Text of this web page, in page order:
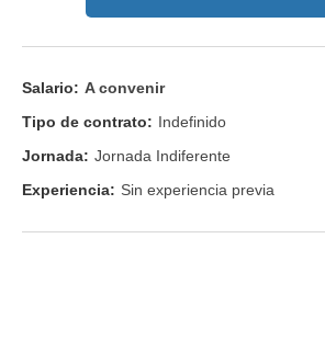
Salario: A convenir
Tipo de contrato: Indefinido
Jornada: Jornada Indiferente
Experiencia: Sin experiencia previa